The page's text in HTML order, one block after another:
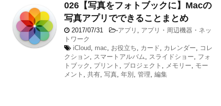
026【写真をフォトブックに】Macの
写真アプリでできることまとめ
2017/07/31 -アプリ , アプリ・周辺機器・ネッ
トワーク
iCloud, mac, お役立ち, カード, カレンダー, コレ
クション, スマートアルバム, スライドショー, フォ
トブック , プリント , プロジェクト , メモリー, モー
メント , 共有, 写真, 年別 , 管理, 編集